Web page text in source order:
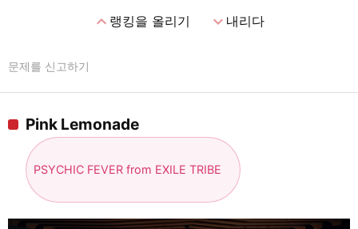
expand_less랭킹을 올리기 expand_more내리다
문제를 신고하기
Pink Lemonade
PSYCHIC FEVER from EXILE TRIBE